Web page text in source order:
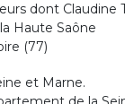
dont Claudine
Haute Saône
(77)
et Marne.